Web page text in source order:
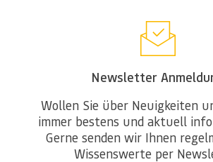
Newsletter
Wollen Sie über Neuigkeiten
immer bestens und aktuell
Gerne senden wir Ihnen
Wissenswerte per